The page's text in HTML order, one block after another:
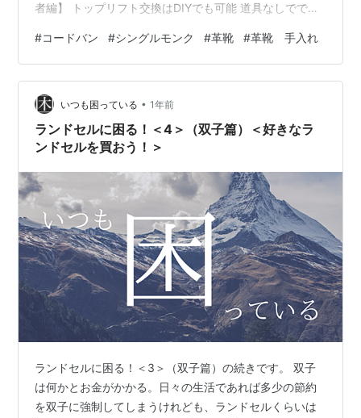
者編】 トップリフト交換はDIYでも可能 道具なしででき
ームとクレム1925 コードバンメンテナンスの手順（道具
なしで実践） コードバンメンテナンスの仕上がりと気づ
き ビフォー（乾燥・ガサガサ）とアフター（しっとり
艶） クレム1925でも十分だが、専用道具があればより美
しく コードバンクリームとクレム1925の違い 「コード
バンの脱皮」…
#コードバン #シングルモンク #革靴 #革靴 手入れ
いつも困っている • 1年前
ランドセルに困る！＜4＞（双子篇）＜好きなラ
ンドセルを買おう！＞
ランドセルに困る！＜3＞（双子篇）の続きです。 双子
は何かとお金がかかる。日々の生活であれば多少の節約
を双子に強制してしまうけれども、ランドセルくらいは